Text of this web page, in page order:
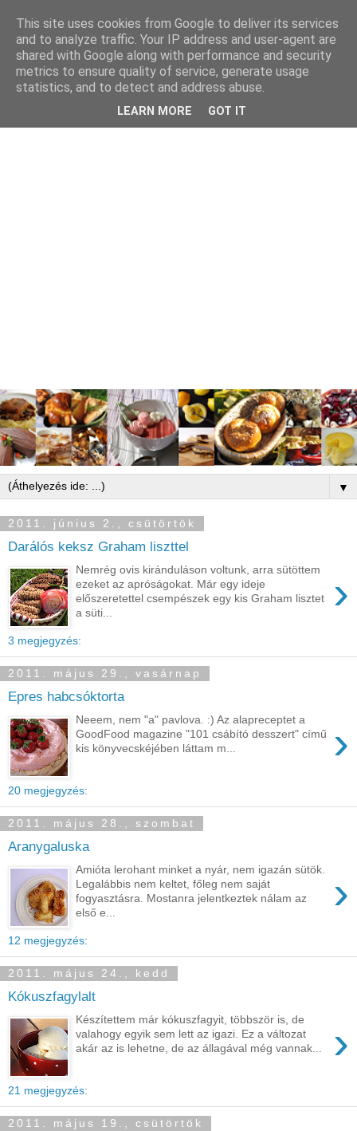
▼
2011. június 2., csütörtök
Darálós keksz Graham liszttel
›
Nemrég ovis kiránduláson voltunk, arra sütöttem
ezeket az apróságokat. Már egy ideje
előszeretettel csempészek egy kis Graham lisztet
a süti...
3 megjegyzés:
2011. május 29., vasárnap
Epres habcsóktorta
›
Neeem, nem "a" pavlova. :) Az alapreceptet a
GoodFood magazine "101 csábító desszert" című
kis könyvecskéjében láttam m...
20 megjegyzés:
2011. május 28., szombat
Aranygaluska
›
Amióta lerohant minket a nyár, nem igazán sütök.
Legalábbis nem keltet, főleg nem saját
fogyasztásra. Mostanra jelentkeztek nálam az
első e...
12 megjegyzés:
2011. május 24., kedd
Kókuszfagylalt
›
Készítettem már kókuszfagyit, többször is, de
valahogy egyik sem lett az igazi. Ez a változat
akár az is lehetne, de az állagával még vannak...
21 megjegyzés:
2011. május 19., csütörtök
This site uses cookies from Google to deliver its services
and to analyze traffic. Your IP address and user-agent are
shared with Google along with performance and security
metrics to ensure quality of service, generate usage
statistics, and to detect and address abuse.
LEARN MORE GOT IT